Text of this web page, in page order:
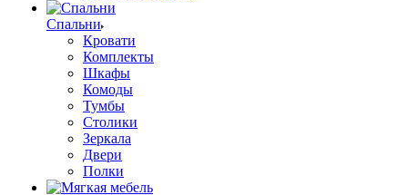
Спальни
Кровати
Комплекты
Шкафы
Комоды
Тумбы
Столики
Зеркала
Двери
Полки